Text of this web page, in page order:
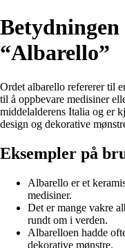
“Albarello”
Ordet albarello refererer til
til å oppbevare medisiner
middelalderens Italia og er
design og dekorative
Eksempler på
Albarello er et
medisiner.
Det er mange vakre
rundt om i verden.
Albarelloen hadde
dekorative mønstre.